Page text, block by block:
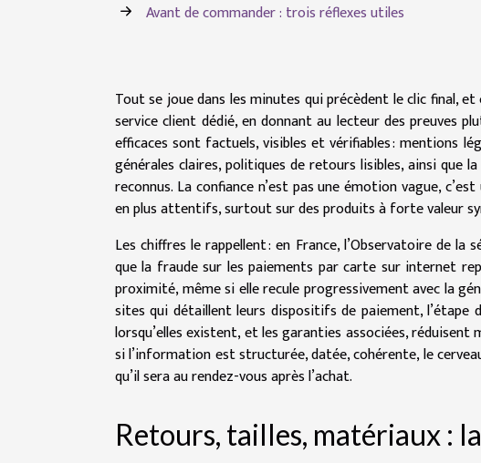
Avant de commander : trois réflexes utiles
Tout se joue dans les minutes qui précèdent le clic final,
service client dédié, en donnant au lecteur des preuves
efficaces sont factuels, visibles et vérifiables : mentions
générales claires, politiques de retours lisibles, ainsi que
reconnus. La confiance n’est pas une émotion vague,
en plus attentifs, surtout sur des produits à forte valeur
Les chiffres le rappellent : en France, l’Observatoire de
que la fraude sur les paiements par carte sur internet
proximité, même si elle recule progressivement avec la
sites qui détaillent leurs dispositifs de paiement,
lorsqu’elles existent, et les garanties associées,
si l’information est structurée, datée, cohérente, le
qu’il sera au rendez-vous après l’achat.
Retours, tailles, matériaux :